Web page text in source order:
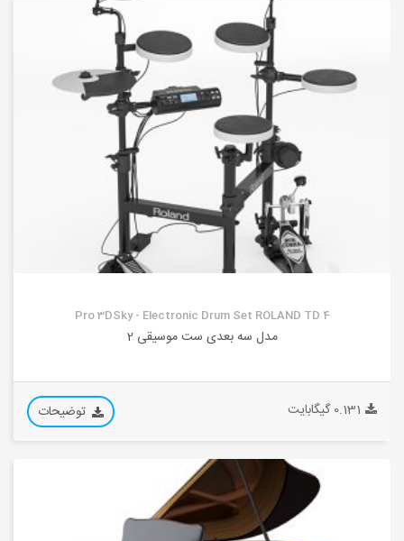
Pro 3DSky - Electronic Drum Set ROLAND TD 4
مدل سه بعدی ست موسیقی 2
0.131 گیگابایت توضیحات